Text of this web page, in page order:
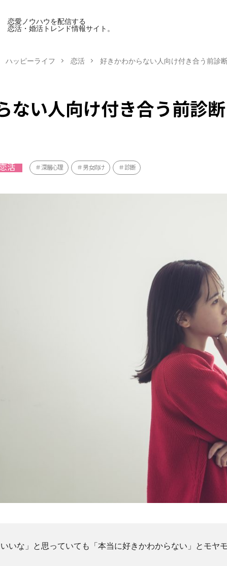
恋愛ノウハウを配信する
恋活・婚活トレンド情報サイト。
ハッピーライフ 恋活 好きかわからない人向け付き合う前診
ない人向け付き合う前診
恋活 深層心理 男女向け 診断
いな」と思っていても「本当に好きかわからない」とモヤ